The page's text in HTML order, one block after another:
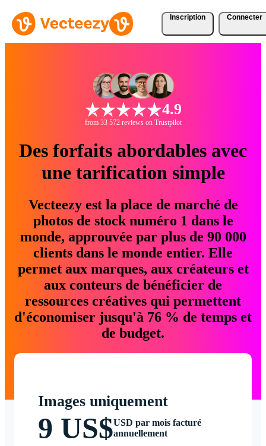
Inscription Connecter
4.9
from 33 572 reviews on Trustpilot
Des forfaits abordables avec
une tarification simple
Vecteezy est la place de marché de
photos de stock numéro 1 dans le
monde, approuvée par plus de 90 000
clients dans le monde entier. Elle
permet aux marques, aux créateurs et
aux conteurs de bénéficier de
ressources créatives qui permettent
d'économiser jusqu'à 76 % de temps et
de budget.
Images uniquement
9 US$USD par mois facturé
annuellement